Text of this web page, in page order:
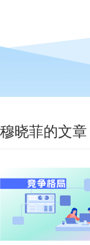
穆晓菲的文章